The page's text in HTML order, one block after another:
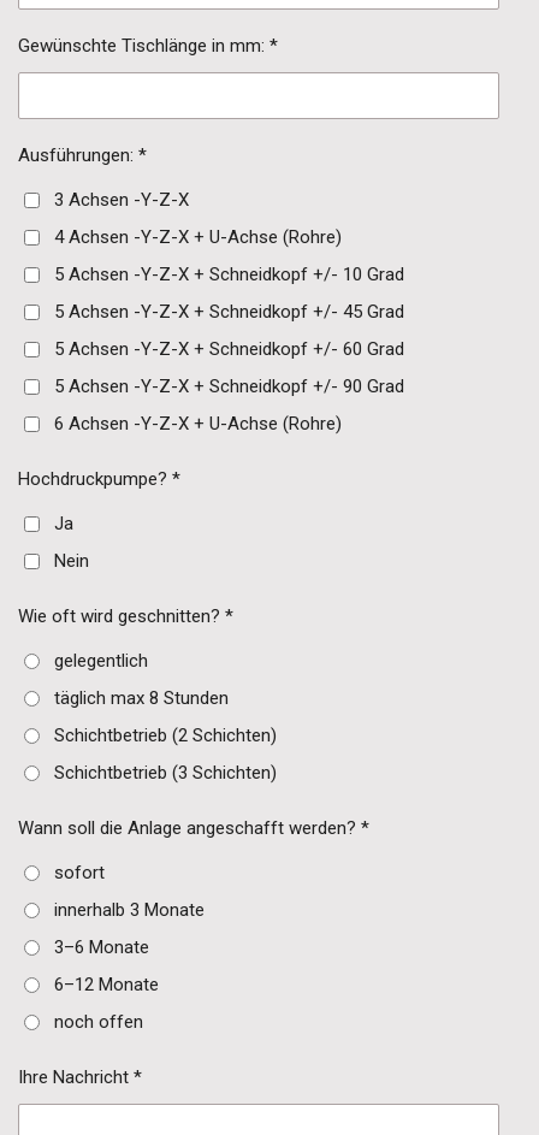
Gewünschte Tischlänge in mm: *
Ausführungen: *
3 Achsen -Y-Z-X
4 Achsen -Y-Z-X + U-Achse (Rohre)
5 Achsen -Y-Z-X + Schneidkopf +/- 10 Grad
5 Achsen -Y-Z-X + Schneidkopf +/- 45 Grad
5 Achsen -Y-Z-X + Schneidkopf +/- 60 Grad
5 Achsen -Y-Z-X + Schneidkopf +/- 90 Grad
6 Achsen -Y-Z-X + U-Achse (Rohre)
Hochdruckpumpe? *
Ja
Nein
Wie oft wird geschnitten? *
gelegentlich
täglich max 8 Stunden
Schichtbetrieb (2 Schichten)
Schichtbetrieb (3 Schichten)
Wann soll die Anlage angeschafft werden? *
sofort
innerhalb 3 Monate
3–6 Monate
6–12 Monate
noch offen
Ihre Nachricht *